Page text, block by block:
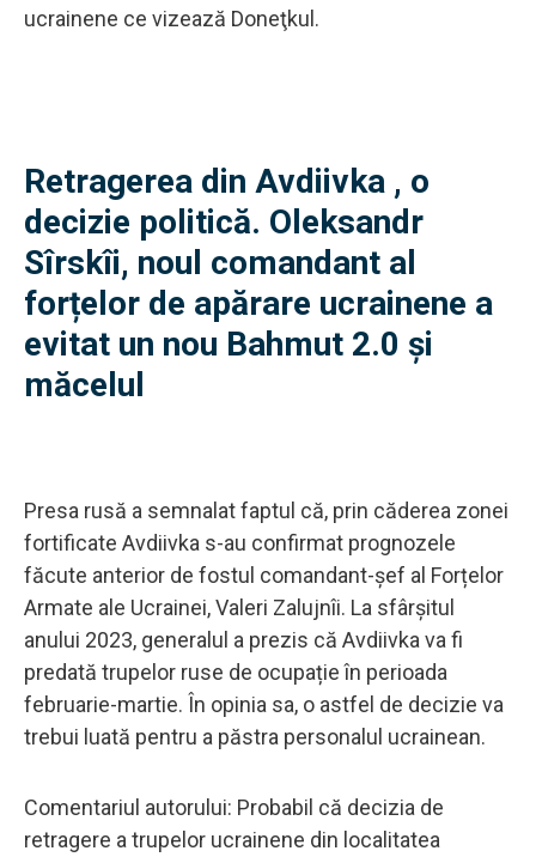
ucrainene ce vizează Doneţkul.
Retragerea din Avdiivka , o
decizie politică. Oleksandr
Sîrskîi, noul comandant al
forțelor de apărare ucrainene a
evitat un nou Bahmut 2.0 și
măcelul
Presa rusă a semnalat faptul că, prin căderea zonei
fortificate Avdiivka s-au confirmat prognozele
făcute anterior de fostul comandant-șef al Forțelor
Armate ale Ucrainei, Valeri Zalujnîi. La sfârșitul
anului 2023, generalul a prezis că Avdiivka va fi
predată trupelor ruse de ocupație în perioada
februarie-martie. În opinia sa, o astfel de decizie va
trebui luată pentru a păstra personalul ucrainean.
Comentariul autorului: Probabil că decizia de
retragere a trupelor ucrainene din localitatea